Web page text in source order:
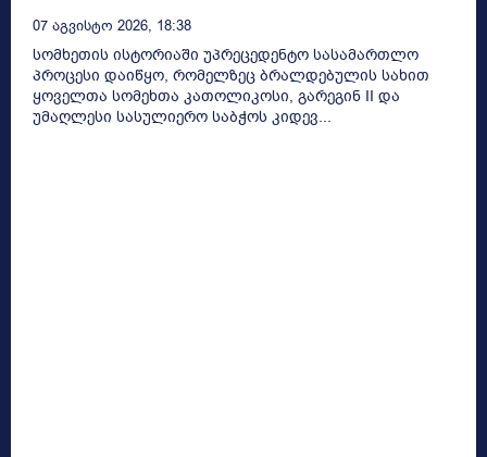
07 Აგვისტო 2026, 18:38
სომხეთის ისტორიაში უპრეცედენტო სასამართლო
პროცესი დაიწყო, რომელზეც ბრალდებულის სახით
ყოველთა სომეხთა კათოლიკოსი, გარეგინ II და
უმაღლესი სასულიერო საბჭოს კიდევ...